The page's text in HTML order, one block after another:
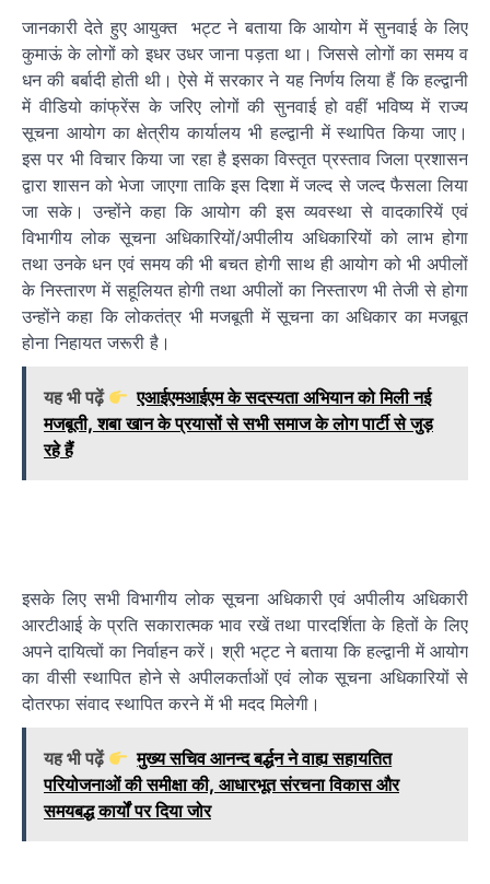
जानकारी देते हुए आयुक्त भट्ट ने बताया कि आयोग में सुनवाई के लिए
कुमाऊं के लोगों को इधर उधर जाना पड़ता था। जिससे लोगों का समय व
धन की बर्बादी होती थी। ऐसे में सरकार ने यह निर्णय लिया हैं कि हल्द्वानी
में वीडियो कांफ्रेंस के जरिए लोगों की सुनवाई हो वहीं भविष्य में राज्य
सूचना आयोग का क्षेत्रीय कार्यालय भी हल्द्वानी में स्थापित किया जाए।
इस पर भी विचार किया जा रहा है इसका विस्तृत प्रस्ताव जिला प्रशासन
द्वारा शासन को भेजा जाएगा ताकि इस दिशा में जल्द से जल्द फैसला लिया
जा सके। उन्होंने कहा कि आयोग की इस व्यवस्था से वादकारियें एवं
विभागीय लोक सूचना अधिकारियों/अपीलीय अधिकारियों को लाभ होगा
तथा उनके धन एवं समय की भी बचत होगी साथ ही आयोग को भी अपीलों
के निस्तारण में सहूलियत होगी तथा अपीलों का निस्तारण भी तेजी से होगा
उन्होंने कहा कि लोकतंत्र भी मजबूती में सूचना का अधिकार का मजबूत
होना निहायत जरूरी है।
यह भी पढ़ें
एआईएमआईएम के सदस्यता अभियान को मिली नई
मजबूती, शबा खान के प्रयासों से सभी समाज के लोग पार्टी से जुड़
रहे हैं
इसके लिए सभी विभागीय लोक सूचना अधिकारी एवं अपीलीय अधिकारी
आरटीआई के प्रति सकारात्मक भाव रखें तथा पारदर्शिता के हितों के लिए
अपने दायित्वों का निर्वाहन करें। श्री भट्ट ने बताया कि हल्द्वानी में आयोग
का वीसी स्थापित होने से अपीलकर्ताओं एवं लोक सूचना अधिकारियों से
दोतरफा संवाद स्थापित करने में भी मदद मिलेगी।
यह भी पढ़ें
मुख्य सचिव आनन्द बर्द्धन ने वाह्य सहायतित
परियोजनाओं की समीक्षा की, आधारभूत संरचना विकास और
समयबद्ध कार्यों पर दिया जोर